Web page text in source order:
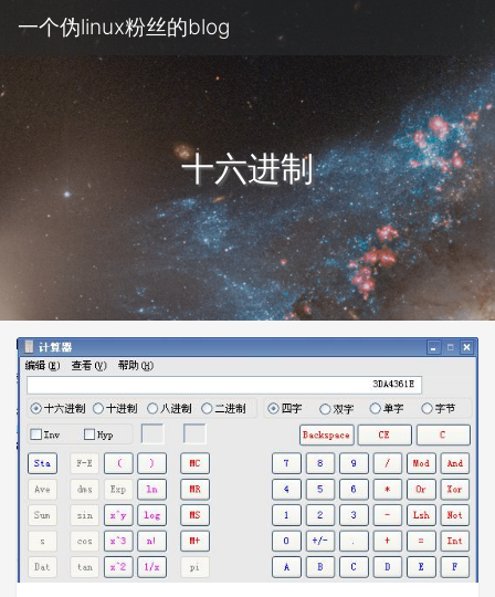
一个伪linux粉丝的blog
十六进制